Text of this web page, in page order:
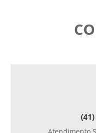
Atendimento